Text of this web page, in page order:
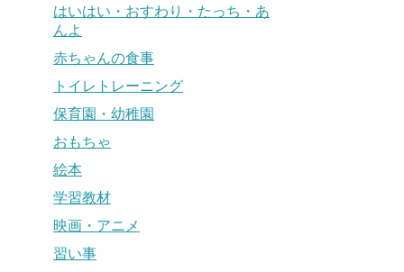
はいはい・おすわり・たっち・あ
んよ
赤ちゃんの食事
トイレトレーニング
保育園・幼稚園
おもちゃ
絵本
学習教材
映画・アニメ
習い事